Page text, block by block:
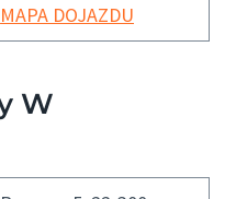
MAPA DOJAZDU
W